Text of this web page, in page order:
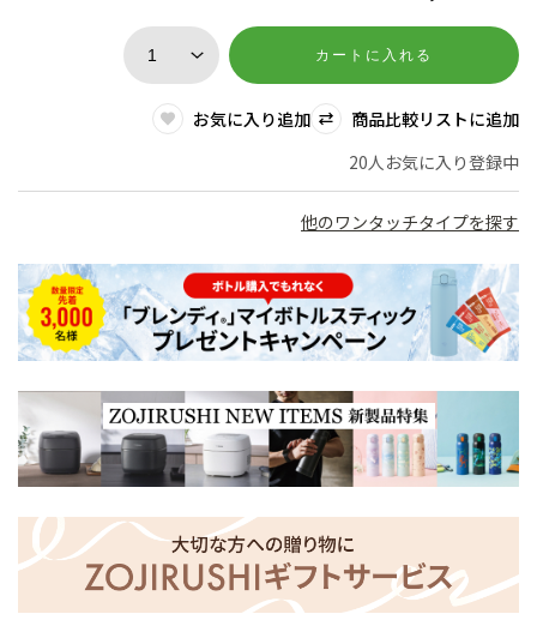
カートに入れる
お気に入り追加
商品比較リストに追加
20人お気に入り登録中
他のワンタッチタイプを探す